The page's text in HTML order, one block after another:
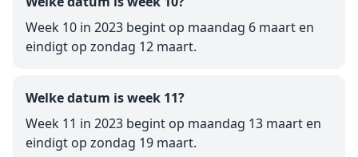
Week 10 in 2023 begint op maandag 6 maart en
eindigt op zondag 12 maart.
Welke datum is week 11?
Week 11 in 2023 begint op maandag 13 maart en
eindigt op zondag 19 maart.